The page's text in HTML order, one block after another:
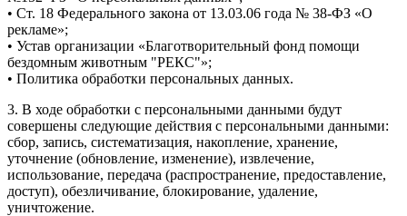
• Ст. 18 Федерального закона от 13.03.06 года № 38-ФЗ «О
рекламе»;
• Устав организации «Благотворительный фонд помощи
бездомным животным "РЕКС"»;
• Политика обработки персональных данных.
3. В ходе обработки с персональными данными будут
совершены следующие действия с персональными данными:
сбор, запись, систематизация, накопление, хранение,
уточнение (обновление, изменение), извлечение,
использование, передача (распространение, предоставление,
доступ), обезличивание, блокирование, удаление,
уничтожение.